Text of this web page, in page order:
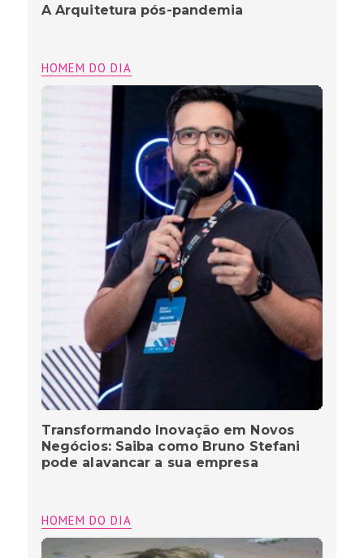
A Arquitetura pós-pandemia
HOMEM DO DIA
Transformando Inovação em Novos
Negócios: Saiba como Bruno Stefani
pode alavancar a sua empresa
HOMEM DO DIA